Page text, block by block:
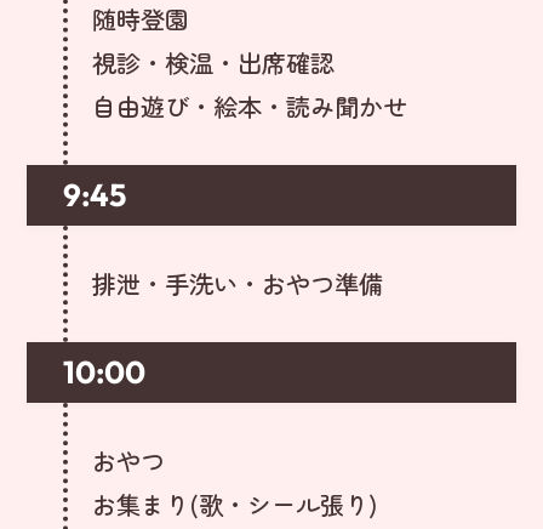
随時登園
視診・検温・出席確認
自由遊び・絵本・読み聞かせ
9:45
排泄・手洗い・おやつ準備
10:00
おやつ
お集まり(歌・シール張り)